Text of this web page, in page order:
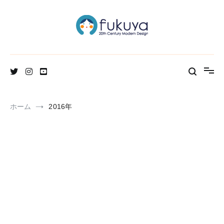
ホーム 2016年